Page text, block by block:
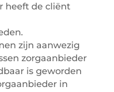
heeft de cliënt
zijn aanwezig
zorgaanbieder
is geworden
in